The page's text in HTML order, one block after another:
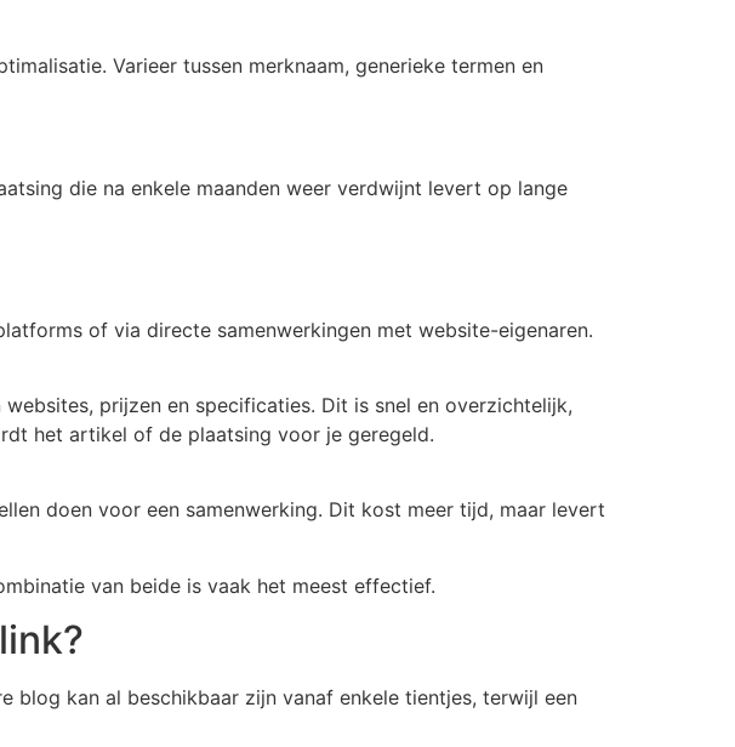
Varieer tussen merknaam, generieke termen en
die na enkele maanden weer verdwijnt levert op lange
of via directe samenwerkingen met website-eigenaren.
prijzen en specificaties. Dit is snel en overzichtelijk,
het artikel of de plaatsing voor je geregeld.
doen voor een samenwerking. Dit kost meer tijd, maar levert
van beide is vaak het meest effectief.
blog kan al beschikbaar zijn vanaf enkele tientjes, terwijl een